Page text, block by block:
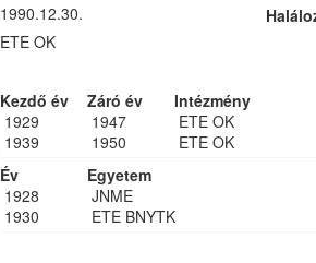
1990.12.30.
ETE OK
Kezdő év Záró év Intézmény
1929
1947 ETE OK
1939
1950 ETE OK
Év Egyetem
1928
JNME
1930
ETE BNYTK